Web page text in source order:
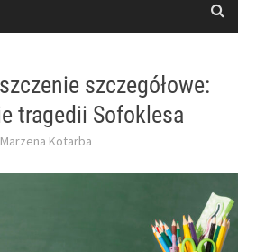
szczegółowe:
tragedii Sofoklesa
Marzena Kotarba